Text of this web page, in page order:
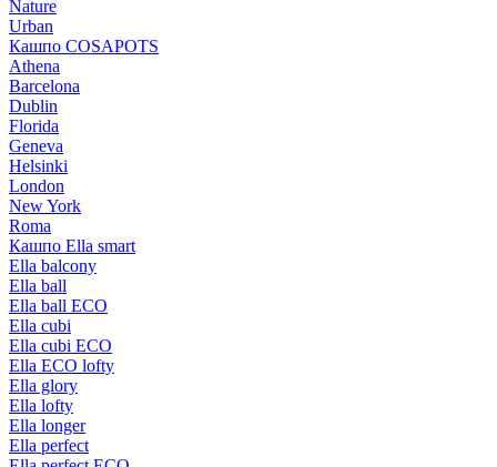
Nature
Urban
Кашпо COSAPOTS
Athena
Barcelona
Dublin
Florida
Geneva
Helsinki
London
New York
Roma
Кашпо Ella smart
Ella balcony
Ella ball
Ella ball ECO
Ella cubi
Ella cubi ECO
Ella ECO lofty
Ella glory
Ella lofty
Ella longer
Ella perfect